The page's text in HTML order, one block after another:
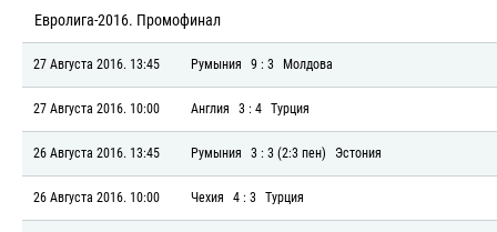
Евролига-2016. Промофинал
27 Августа 2016. 13:45 Румыния 9 : 3 Молдова
27 Августа 2016. 10:00 Англия 3 : 4 Турция
26 Августа 2016. 13:45 Румыния 3 : 3 (2:3 пен) Эстония
26 Августа 2016. 10:00 Чехия 4 : 3 Турция